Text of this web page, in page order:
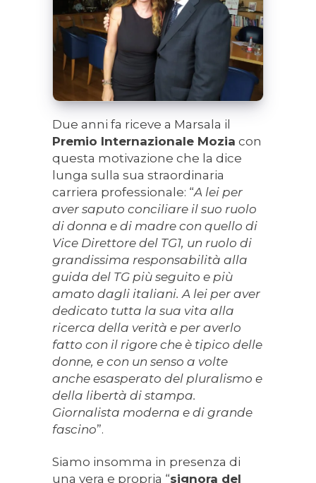
Due anni fa riceve a Marsala il
Premio Internazionale Mozia con
questa motivazione che la dice
lunga sulla sua straordinaria
carriera professionale: “A lei per
aver saputo conciliare il suo ruolo
di donna e di madre con quello di
Vice Direttore del TG1, un ruolo di
grandissima responsabilità alla
guida del TG più seguito e più
amato dagli italiani. A lei per aver
dedicato tutta la sua vita alla
ricerca della verità e per averlo
fatto con il rigore che è tipico delle
donne, e con un senso a volte
anche esasperato del pluralismo e
della libertà di stampa.
Giornalista moderna e di grande
fascino”.
Siamo insomma in presenza di
una vera e propria “signora del